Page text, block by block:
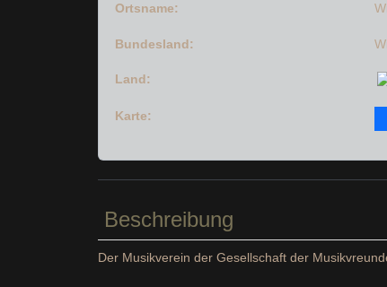
Ortsname:
Bundesland:
Land:
Karte:
Beschreibung
Der Musikverein der Gesellschaft der